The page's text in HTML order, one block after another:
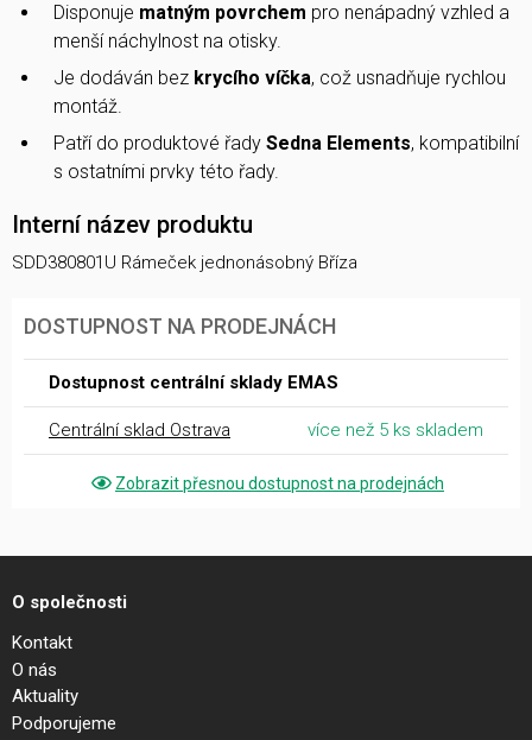
Disponuje matným povrchem pro nenápadný vzhled a
menší náchylnost na otisky.
Je dodáván bez krycího víčka, což usnadňuje rychlou
montáž.
Patří do produktové řady Sedna Elements, kompatibilní
s ostatními prvky této řady.
Interní název produktu
SDD380801U Rámeček jednonásobný Bříza
DOSTUPNOST NA PRODEJNÁCH
Dostupnost centrální sklady EMAS
Centrální sklad Ostrava více než 5 ks skladem
Zobrazit přesnou dostupnost na prodejnách
O společnosti
Kontakt
O nás
Aktuality
Podporujeme